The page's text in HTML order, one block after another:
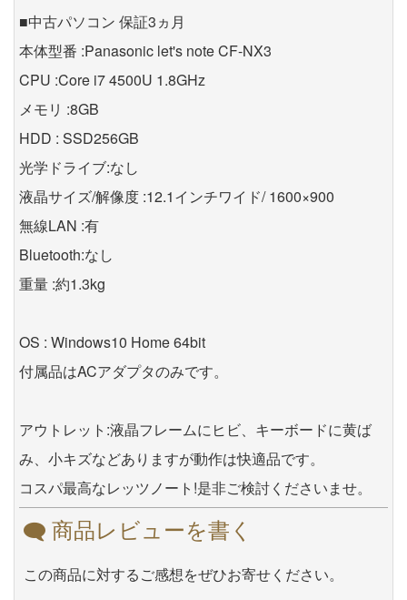
■中古パソコン 保証3ヵ月
本体型番 :Panasonic let's note CF-NX3
CPU :Core i7 4500U 1.8GHz
メモリ :8GB
HDD : SSD256GB
光学ドライブ:なし
液晶サイズ/解像度 :12.1インチワイド/ 1600×900
無線LAN :有
Bluetooth:なし
重量 :約1.3kg
OS : Windows10 Home 64bit
付属品はACアダプタのみです。
アウトレット:液晶フレームにヒビ、キーボードに黄ば
み、小キズなどありますが動作は快適品です。
コスパ最高なレッツノート!是非ご検討くださいませ。
商品レビューを書く
この商品に対するご感想をぜひお寄せください。